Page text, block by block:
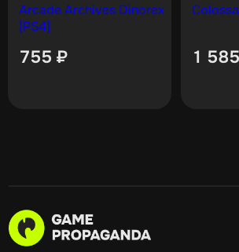
Arcade Archives Dinorex
[PS4]
755 ₽ 1 585